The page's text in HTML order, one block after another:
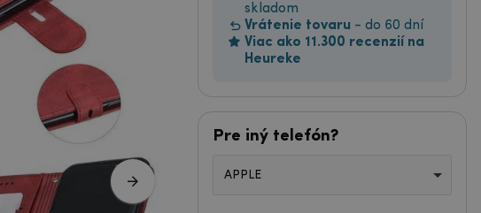
skladom
Vrátenie tovaru - do 60 dní
Viac ako 11.300 recenzií na
Heureke
Pre iný telefón?
APPLE